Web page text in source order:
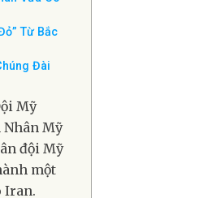
Có
Vừa Có
Từ Bắc
Đài
Mỹ
Mỹ